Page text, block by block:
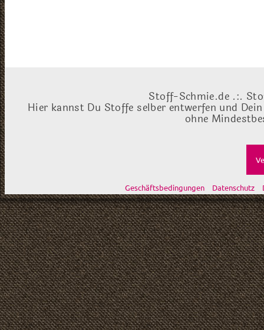
Stoff-Schmie.de .:.
Hier kannst Du Stoffe selber entwerfen und
ohne
Geschäftsbedingungen Datenschutz